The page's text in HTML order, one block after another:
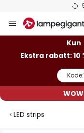
Hopp
til
Kun
Ekstra rabatt: 10
Kode:
LED strips